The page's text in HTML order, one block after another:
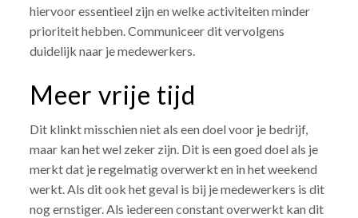
hiervoor essentieel zijn en welke activiteiten minder
prioriteit hebben. Communiceer dit vervolgens
duidelijk naar je medewerkers.
Meer vrije tijd
Dit klinkt misschien niet als een doel voor je bedrijf,
maar kan het wel zeker zijn. Dit is een goed doel als je
merkt dat je regelmatig overwerkt en in het weekend
werkt. Als dit ook het geval is bij je medewerkers is dit
nog ernstiger. Als iedereen constant overwerkt kan dit